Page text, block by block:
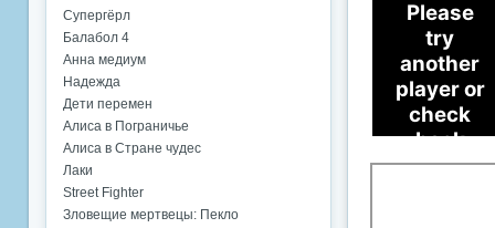
Супергёрл
Балабол 4
Анна медиум
Надежда
Дети перемен
Алиса в Пограничье
Алиса в Стране чудес
Лаки
Street Fighter
Зловещие мертвецы: Пекло